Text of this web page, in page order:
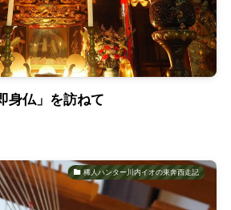
身仏」を訪ねて
稀人ハンター川内イオの東奔西走記